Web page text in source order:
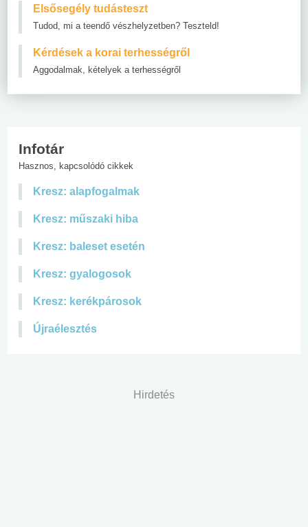
Elsősegély tudásteszt
Tudod, mi a teendő vészhelyzetben? Teszteld!
Kérdések a korai terhességről
Aggodalmak, kételyek a terhességről
Infotár
Hasznos, kapcsolódó cikkek
Kresz: alapfogalmak
Kresz: műszaki hiba
Kresz: baleset esetén
Kresz: gyalogosok
Kresz: kerékpárosok
Újraélesztés
Hirdetés